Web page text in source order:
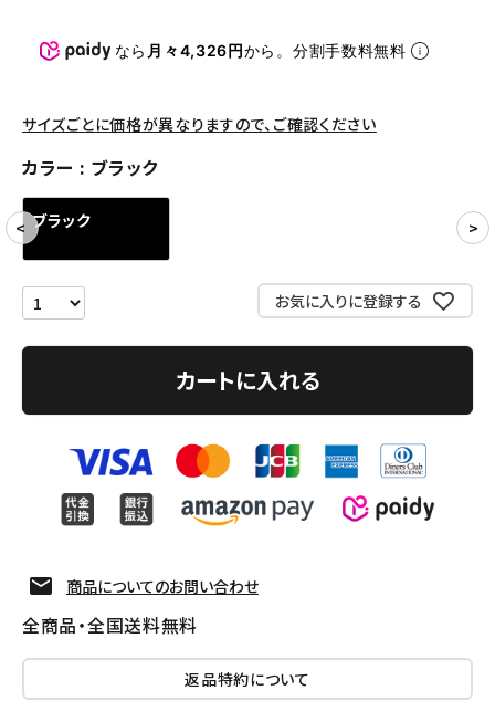
SEASON
CONTENTS
ACCOUNT MENU
Follow us
なら 月々4,326円から。分割手数料無料
サイズごとに価格が異なりますので、ご確認ください
カラー ブラック
ブラック
お気に入りに登録する
カートに入れる
商品についてのお問い合わせ
全商品・全国送料無料
返品特約について